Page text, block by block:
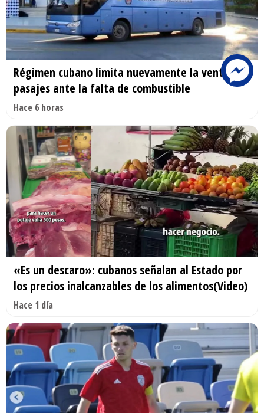
Régimen cubano limita nuevamente la venta de
pasajes ante la falta de combustible
Hace 6 horas
«Es un descaro»: cubanos señalan al Estado por
los precios inalcanzables de los alimentos(Video)
Hace 1 día